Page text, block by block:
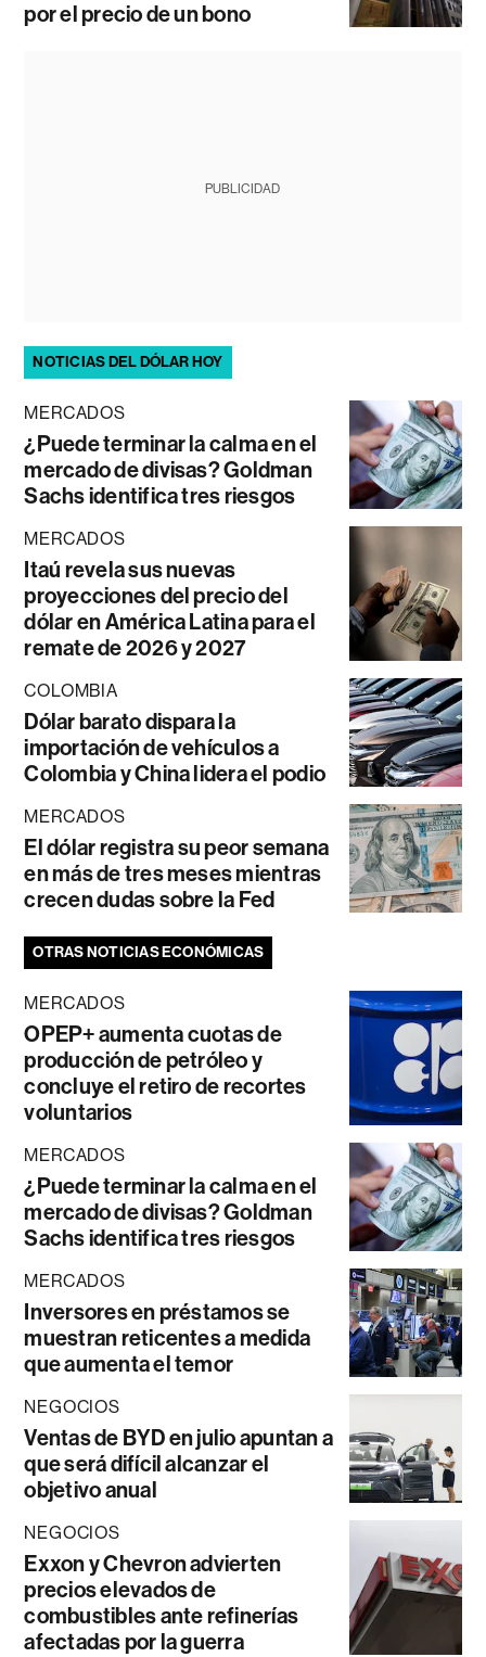
por el precio de un bono
PUBLICIDAD
NOTICIAS DEL DÓLAR HOY
MERCADOS
¿Puede terminar la calma en el
mercado de divisas? Goldman
Sachs identifica tres riesgos
MERCADOS
Itaú revela sus nuevas
proyecciones del precio del
dólar en América Latina para el
remate de 2026 y 2027
COLOMBIA
Dólar barato dispara la
importación de vehículos a
Colombia y China lidera el podio
MERCADOS
El dólar registra su peor semana
en más de tres meses mientras
crecen dudas sobre la Fed
OTRAS NOTICIAS ECONÓMICAS
MERCADOS
OPEP+ aumenta cuotas de
producción de petróleo y
concluye el retiro de recortes
voluntarios
MERCADOS
¿Puede terminar la calma en el
mercado de divisas? Goldman
Sachs identifica tres riesgos
MERCADOS
Inversores en préstamos se
muestran reticentes a medida
que aumenta el temor
NEGOCIOS
Ventas de BYD en julio apuntan a
que será difícil alcanzar el
objetivo anual
NEGOCIOS
Exxon y Chevron advierten
precios elevados de
combustibles ante refinerías
afectadas por la guerra